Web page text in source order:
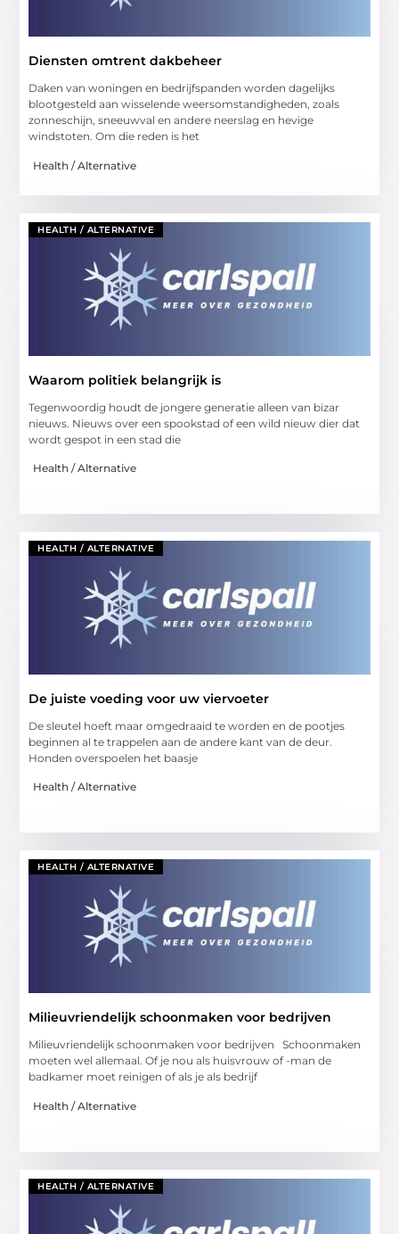
Diensten omtrent dakbeheer
Daken van woningen en bedrijfspanden worden dagelijks
blootgesteld aan wisselende weersomstandigheden, zoals
zonneschijn, sneeuwval en andere neerslag en hevige
windstoten. Om die reden is het
Health / Alternative
HEALTH / ALTERNATIVE
Waarom politiek belangrijk is
Tegenwoordig houdt de jongere generatie alleen van bizar
nieuws. Nieuws over een spookstad of een wild nieuw dier dat
wordt gespot in een stad die
Health / Alternative
HEALTH / ALTERNATIVE
De juiste voeding voor uw viervoeter
De sleutel hoeft maar omgedraaid te worden en de pootjes
beginnen al te trappelen aan de andere kant van de deur.
Honden overspoelen het baasje
Health / Alternative
HEALTH / ALTERNATIVE
Milieuvriendelijk schoonmaken voor bedrijven
Milieuvriendelijk schoonmaken voor bedrijven Schoonmaken
moeten wel allemaal. Of je nou als huisvrouw of -man de
badkamer moet reinigen of als je als bedrijf
Health / Alternative
HEALTH / ALTERNATIVE